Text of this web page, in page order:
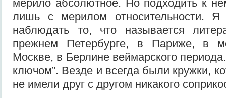
мерило абсолютное. Но подходить к
лишь с мерилом относительности. Я
наблюдать то, что называется
прежнем Петербурге, в Париже, в
Москве, в Берлине веймарского
ключом”. Везде и всегда были кружки,
не имели друг с другом никакого